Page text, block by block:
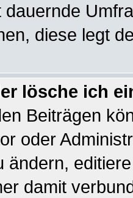
diese legt
lösche ich
Beiträgen
oder
ändern,
damit